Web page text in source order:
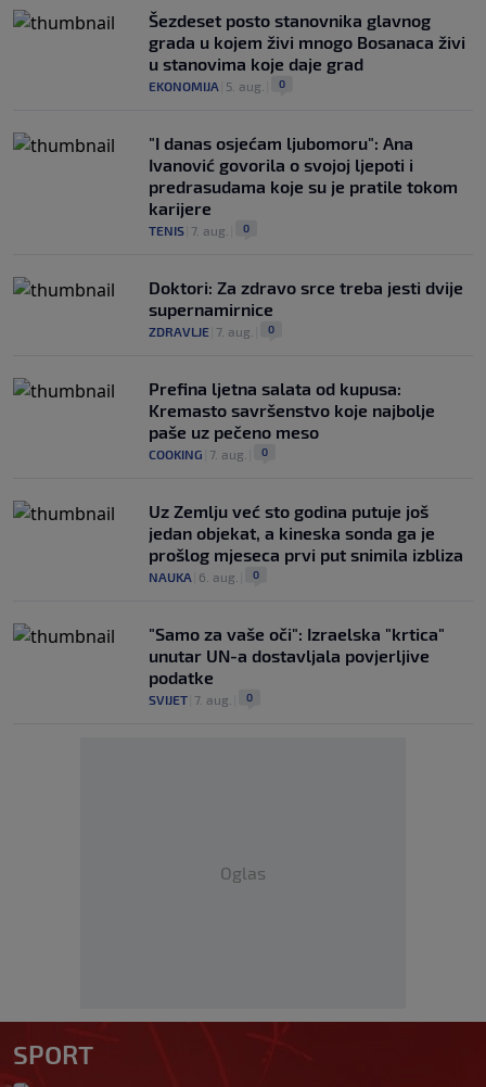
Šezdeset posto stanovnika glavnog
grada u kojem živi mnogo Bosanaca živi
u stanovima koje daje grad
EKONOMIJA 5. aug. 0
"I danas osjećam ljubomoru": Ana
Ivanović govorila o svojoj ljepoti i
predrasudama koje su je pratile tokom
karijere
TENIS 7. aug. 0
Doktori: Za zdravo srce treba jesti dvije
supernamirnice
ZDRAVLJE 7. aug. 0
Prefina ljetna salata od kupusa:
Kremasto savršenstvo koje najbolje
paše uz pečeno meso
COOKING 7. aug. 0
Uz Zemlju već sto godina putuje još
jedan objekat, a kineska sonda ga je
prošlog mjeseca prvi put snimila izbliza
NAUKA 6. aug. 0
"Samo za vaše oči": Izraelska "krtica"
unutar UN-a dostavljala povjerljive
podatke
SVIJET 7. aug. 0
Oglas
SPORT